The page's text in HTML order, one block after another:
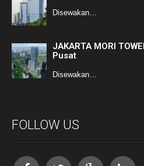
Disewakan…
JAKARTA MORI
Pusat
Disewakan…
FOLLOW US